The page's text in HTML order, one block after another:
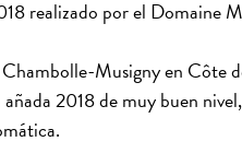
realizado por el Domaine
Musigny en Côte
2018 de muy buen